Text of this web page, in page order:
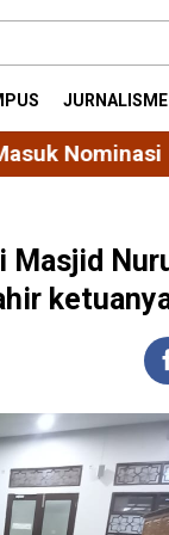
JURNALISME
Terbaik
Masjid